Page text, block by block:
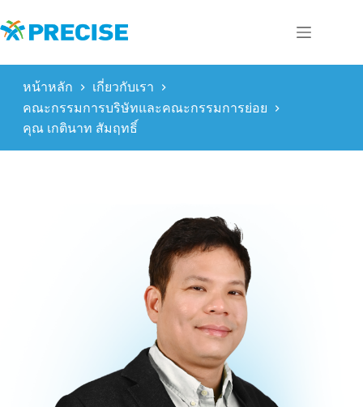
to
content
หน้าหลัก
เกี่ยวกับเรา
คณะกรรมการบริษัทและคณะกรรมการย่อย
คุณ เกตินาท สัมฤทธิ์